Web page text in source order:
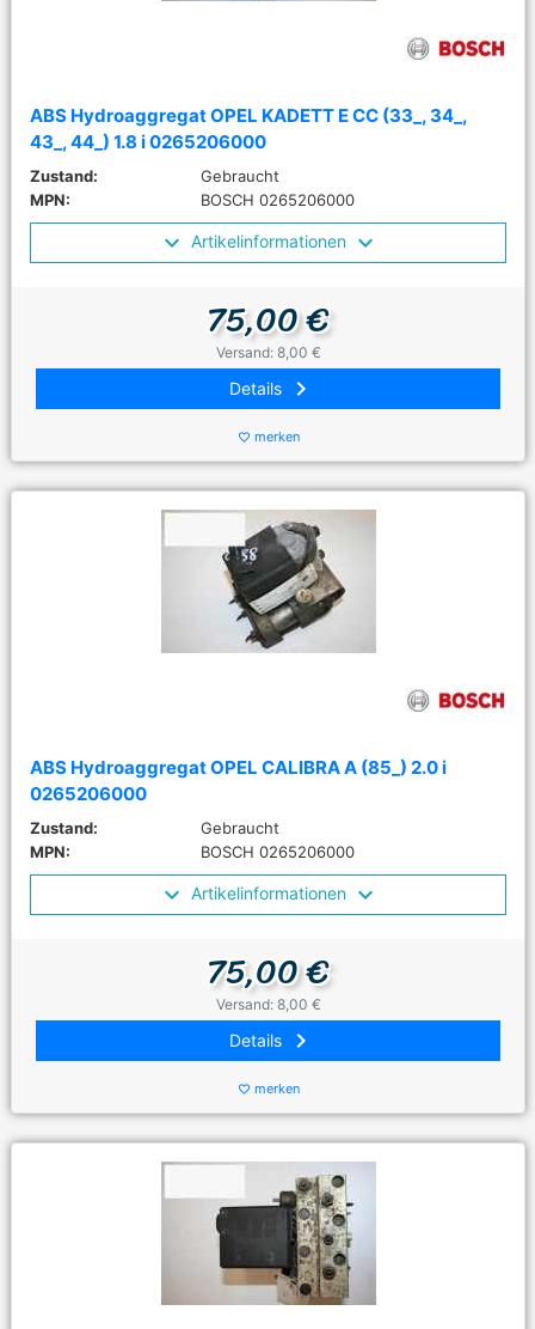
ABS Hydroaggregat OPEL KADETT E CC (33_, 34_,
43_, 44_) 1.8 i 0265206000
Zustand:
Gebraucht
MPN:
BOSCH 0265206000
Artikelinformationen
75,00 €
Versand: 8,00 €
Details keyboard_arrow_right
favorite_border merken
ABS Hydroaggregat OPEL CALIBRA A (85_) 2.0 i
0265206000
Zustand:
Gebraucht
MPN:
BOSCH 0265206000
Artikelinformationen
75,00 €
Versand: 8,00 €
Details keyboard_arrow_right
favorite_border merken